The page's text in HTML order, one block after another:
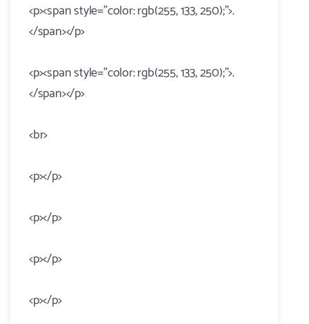
<p><span style="color: rgb(255, 133, 250);">.
</span></p>
<p><span style="color: rgb(255, 133, 250);">.
</span></p>
<br>
<p></p>
<p></p>
<p></p>
<p></p>